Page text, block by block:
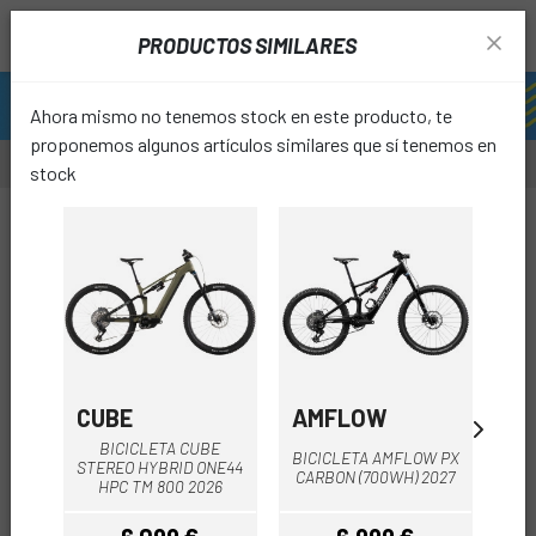
PRODUCTOS SIMILARES
Ahora mismo no tenemos stock en este producto, te
proponemos algunos artículos similares que sí tenemos en
stock
CUBE
BICICLETA CUBE
STEREO HYBRID ONE44
HPC TM 800 2026
AMFLOW
BICICLETA AMFLOW PX
CARBON (700WH) 2027